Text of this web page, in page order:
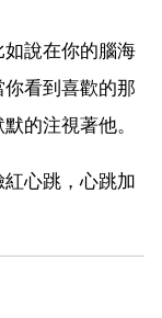
說在你的腦海
看到喜歡的那
的注視著他。
心跳，心跳加